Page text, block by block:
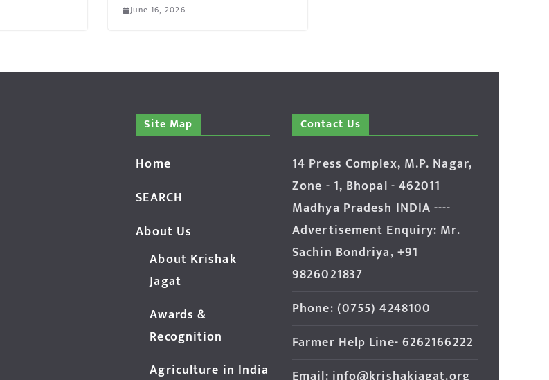
June 16, 2026
Site Map
Home
SEARCH
About Us
About Krishak
Jagat
Awards &
Recognition
Agriculture in India
Contact Us
14 Press Complex, M.P. Nagar,
Zone - 1, Bhopal - 462011
Madhya Pradesh INDIA ----
Advertisement Enquiry: Mr.
Sachin Bondriya, +91
9826021837
Phone: (0755) 4248100
Farmer Help Line- 6262166222